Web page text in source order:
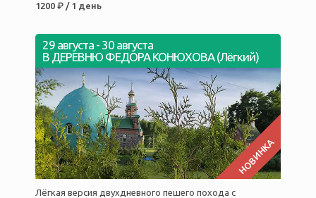
1200 ₽ / 1 день
29 августа - 30 августа
В ДЕРЕВНЮ ФЕДОРА КОНЮХОВА (Лёгкий)
НОВИНКА
Лёгкая версия двухдневного пешего похода с